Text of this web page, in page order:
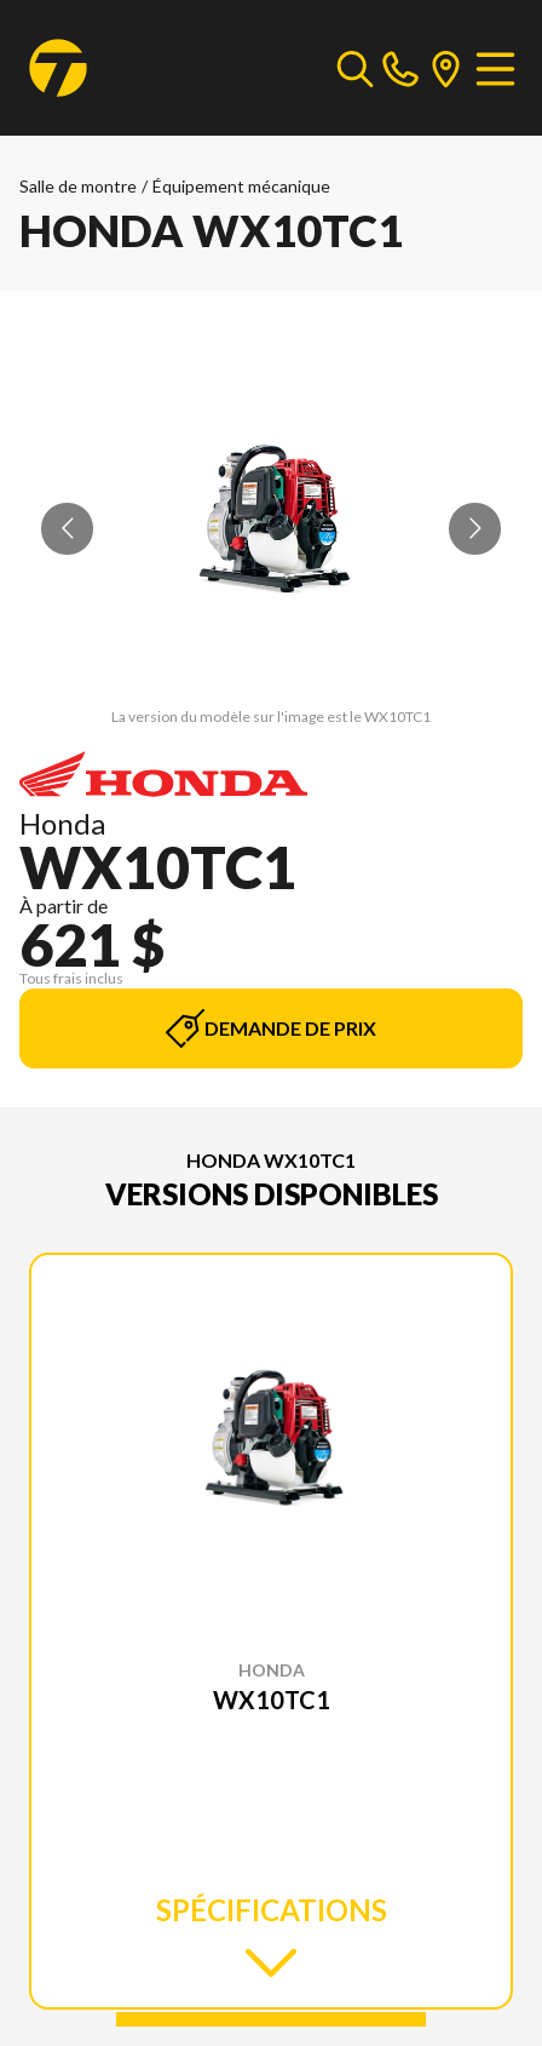
Salle de montre / Équipement mécanique
HONDA WX10TC1
La version du modèle sur l'image est le WX10TC1
Honda
WX10TC1
À partir de
621 $
Tous frais inclus
DEMANDE DE PRIX
HONDA WX10TC1
VERSIONS DISPONIBLES
HONDA
WX10TC1
SPÉCIFICATIONS